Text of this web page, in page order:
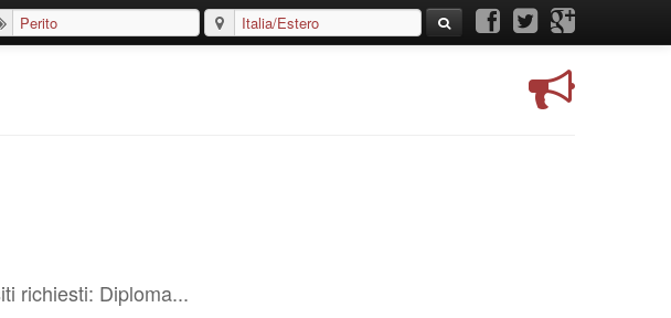
richiesti: Diploma...